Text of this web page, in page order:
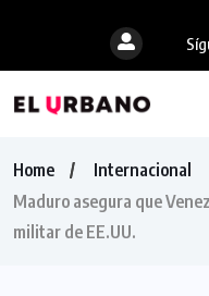
Home
Internacional
Maduro asegura que
militar de EE.UU.